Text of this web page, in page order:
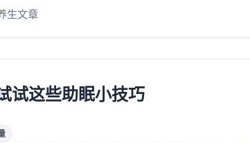
生文章
试这些助眠小技巧